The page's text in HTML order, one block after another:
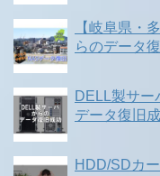
【岐阜県・
らのデータ
DELL製サー
データ復旧
HDD/SDカ